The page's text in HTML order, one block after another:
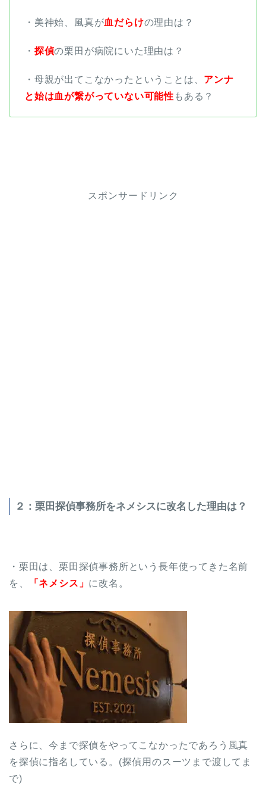
・美神始、風真が血だらけの理由は？
・ 探偵の栗田が病院にいた理由は？
・母親が出てこなかったということは、 アンナ
と始は血が繋がっていない可能性 もある？
スポンサードリンク
２：栗田探偵事務所をネメシスに改名した理由は？
・栗田は、栗田探偵事務所という長年使ってきた名前
を、
「ネメシス」 に改名。
さらに、今まで探偵をやってこなかったであろう風真
を探偵に指名している。(探偵用のスーツまで渡してま
で)